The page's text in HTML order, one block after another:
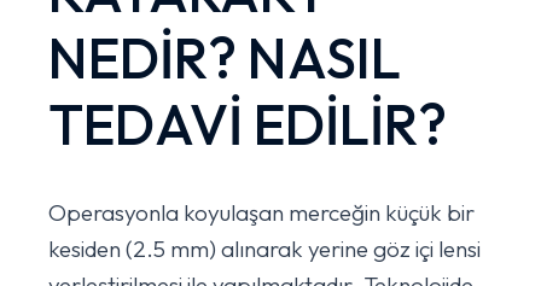
NEDİR? NASIL
TEDAVİ EDİLİR?
Operasyonla koyulaşan merceğin küçük bir
kesiden (2.5 mm) alınarak yerine göz içi lensi